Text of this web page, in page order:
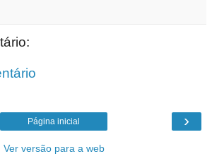
›
Página inicial
Ver versão para a web